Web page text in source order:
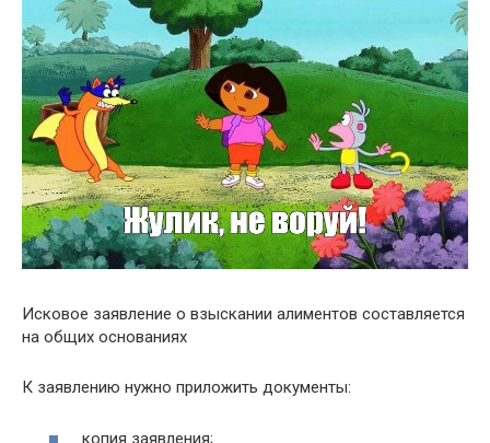
Исковое заявление о взыскании алиментов составляется
на общих основаниях
К заявлению нужно приложить документы:
копия заявления;